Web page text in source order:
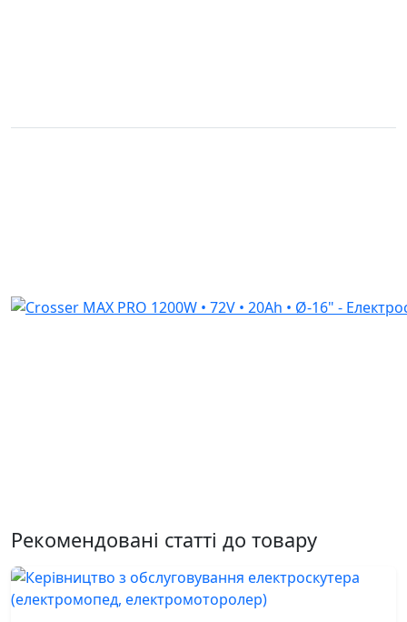
Рекомендовані статті до товару